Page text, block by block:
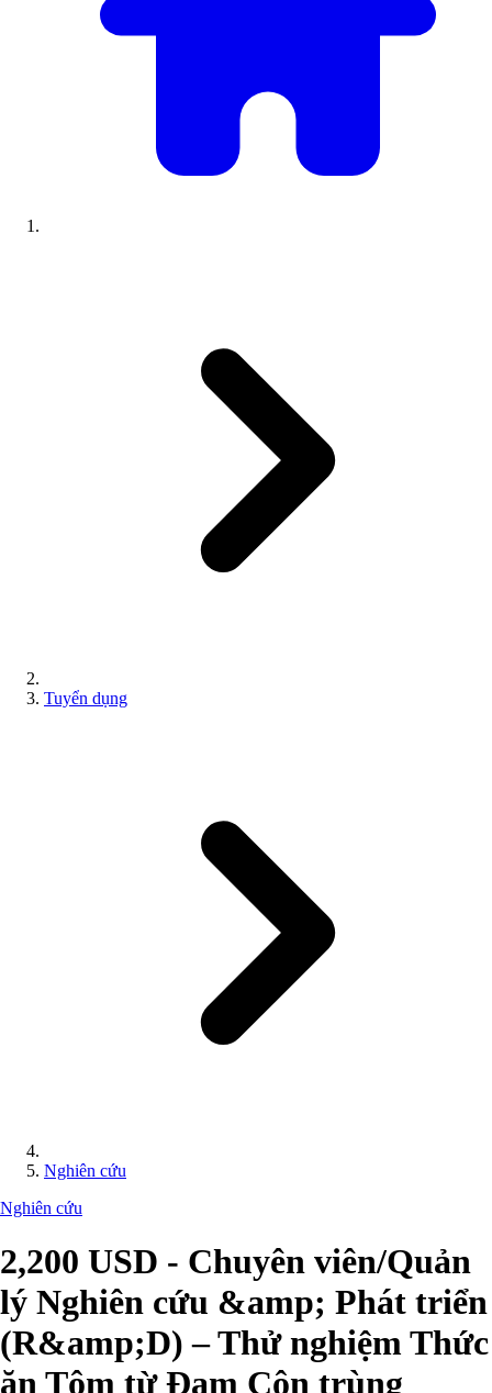
Tuyển dụng
Nghiên cứu
Nghiên cứu
2,200 USD - Chuyên viên/Quản
lý Nghiên cứu &amp; Phát triển
(R&amp;D) – Thử nghiệm Thức
ăn Tôm từ Đạm Côn trùng